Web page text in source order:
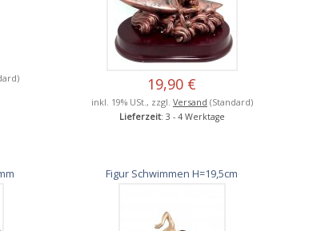
19,90 €
inkl. 19% USt., zzgl. Versand (Standard)
Lieferzeit: 3 - 4 Werktage
Figur Schwimmen H=19,5cm